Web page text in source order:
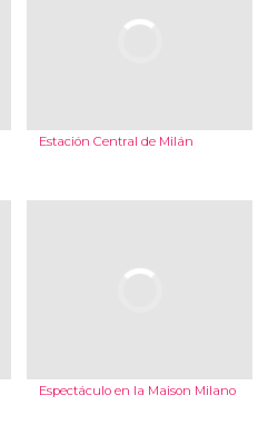
Estación Central de Milán
Espectáculo en la Maison Milano